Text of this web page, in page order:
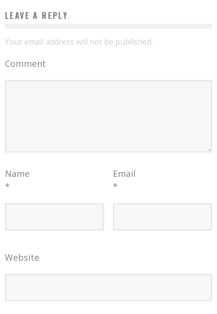
LEAVE A REPLY
Your email address will not be published.
Comment
Name
*
Email
*
Website